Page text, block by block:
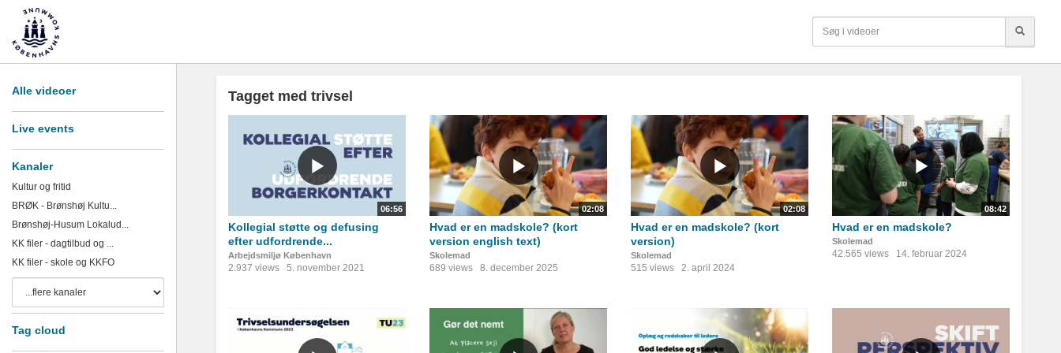
Alle videoer
Live events
Kanaler
Kultur og fritid
BRØK - Brønshøj Kultu...
Brønshøj-Husum Lokalud...
KK filer - dagtilbud og ...
KK filer - skole og KKFO
Tag cloud
Tagget med trivsel
06:56
Kollegial støtte og defusing
efter udfordrende...
Arbejdsmiljø København
2.937 views 5. november 2021
02:08
Hvad er en madskole? (kort
version english text)
Skolemad
689 views 8. december 2025
02:08
Hvad er en madskole? (kort
version)
Skolemad
515 views 2. april 2024
08:42
Hvad er en madskole?
Skolemad
42.565 views 14. februar 2024